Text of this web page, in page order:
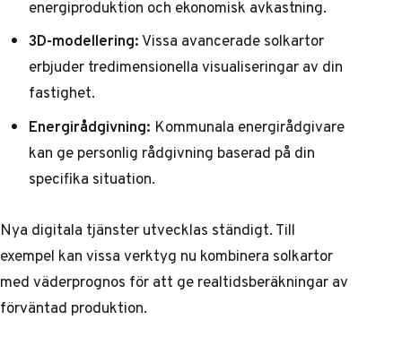
energiproduktion och ekonomisk avkastning.
3D-modellering:Vissa avancerade solkartor
erbjuder tredimensionella visualiseringar av din
fastighet.
Energirådgivning: Kommunala energirådgivare
kan ge personlig rådgivning baserad på din
specifika situation.
Nya digitala tjänster utvecklas ständigt. Till
exempel kan vissa verktyg nu kombinera solkartor
med väderprognos för att ge realtidsberäkningar av
förväntad produktion.